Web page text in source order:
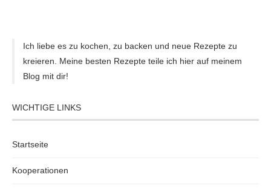
Ich liebe es zu kochen, zu backen und neue Rezepte zu
kreieren. Meine besten Rezepte teile ich hier auf meinem
Blog mit dir!
WICHTIGE LINKS
Startseite
Kooperationen